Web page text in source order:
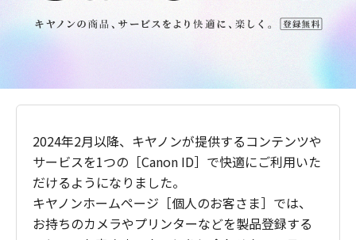
2024年2月以降、キヤノンが提供するコンテンツや
サービスを1つの［Canon ID］で快適にご利用いた
だけるようになりました。
キヤノンホームページ［個人のお客さま］では、
お持ちのカメラやプリンターなどを製品登録する